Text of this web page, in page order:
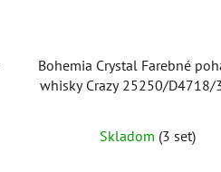
Bohemia Crystal Farebné
whisky Crazy 25250/D4718/
hodnotenie
Skladom (3 set)